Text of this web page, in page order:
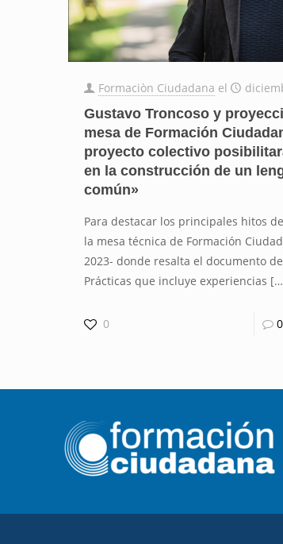
Formaciòn Ciudadana el
Gustavo Troncoso y
mesa de Formación
proyecto colectivo
en la construcción de un
común»
Para destacar los principales hitos
la mesa técnica de Formación
2023- donde resalta el documento
Prácticas que incluye experiencias
0 0